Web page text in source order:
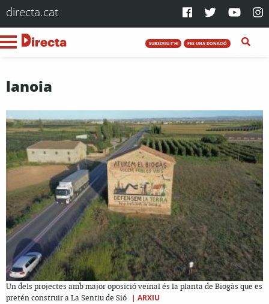
directa.cat
SUBSCRIU-T'HI FES UNA DONACIÓ
lanoia
Un dels projectes amb major oposició veïnal és la planta de Biogàs que es
pretén construir a La Sentiu de Sió
| ARXIU